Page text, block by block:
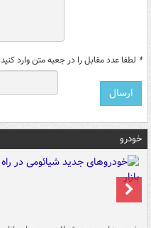
* لطفا عدد مقابل را در جعبه متن وارد کنید
خودرو